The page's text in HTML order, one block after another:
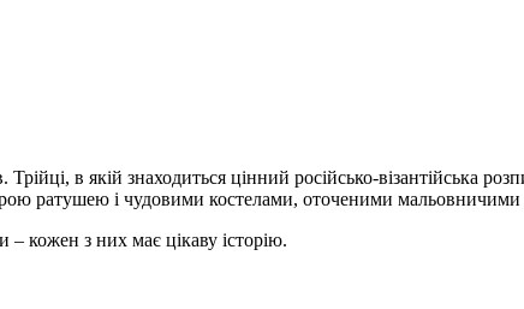
в якій знаходиться цінний російсько-візантійська
ратушею і чудовими костелами, оточеними
кожен з них має цікаву історію.